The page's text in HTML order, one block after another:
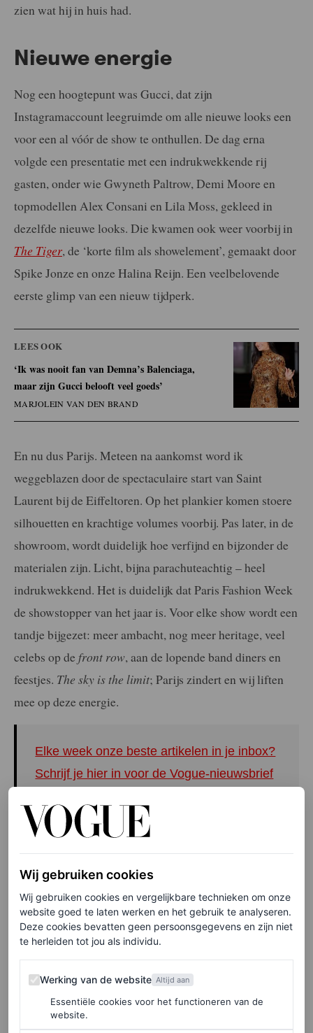
zien wat hij in huis had.
Nieuwe energie
Nog een hoogtepunt was Gucci, dat zijn
Instagramaccount leegruimde om alle nieuwe looks een
voor een al vóór de show te onthullen. De dag erna
volgde een presentatie met een indrukwekkende rij
gasten, onder wie Gwyneth Paltrow, Demi Moore en
topmodellen Alex Consani en Lila Moss, gekleed in
dezelfde nieuwe looks. Die kwamen ook weer voorbij in
The Tiger, de ‘korte film als showelement’, gemaakt door
Spike Jonze en onze Halina Reijn. Een veelbelovende
eerste glimp van een nieuw tijdperk.
LEES OOK
‘Ik was nooit fan van Demna’s Balenciaga,
maar zijn Gucci belooft veel goeds’
MARJOLEIN VAN DEN BRAND
En nu dus Parijs. Meteen na aankomst word ik
weggeblazen door de spectaculaire start van Saint
Laurent bij de Eiffeltoren. Op het plankier komen stoere
silhouetten en krachtige volumes voorbij. Pas later, in de
showroom, wordt duidelijk hoe verfijnd en bijzonder de
materialen zijn. Licht, bijna parachuteachtig – heel
indrukwekkend. Het is duidelijk dat Paris Fashion Week
de showstopper van het jaar is. Voor elke show wordt een
tandje bijgezet: meer ambacht, nog meer heritage, veel
celebs op de front row, aan de lopende band diners en
feestjes. The sky is the limit; Parijs zindert en wij liften
mee op deze energie.
Elke week onze beste artikelen in je inbox?
Schrijf je hier in voor de Vogue-nieuwsbrief
Balenciaga geeft een feest in een privéclub op de
creative directorPierpaolo Piccioli terug op de klassieke
Balenciaga-stijl, anders dan zijn voorganger Demna die
veel meer underground was.We gniffelen om enkele
verdwaalde ravers die op het feestrondlopen en duidelijk
de memo niet hebben gekregen dat devibe nu chiquer is.
Tijdens de cocktailparty van Marcus and
we spontaan belanden, staan we op de dansvloernaast
Kate Moss en Alex Consani. Alles kan in Parijs.
Wij gebruiken cookies
Wij gebruiken cookies en vergelijkbare technieken om onze
website goed te laten werken en het gebruik te analyseren.
Deze cookies bevatten geen persoonsgegevens en zijn niet
te herleiden tot jou als individu.
Werking van de website
Werking van de website Altijd aan
Essentiële cookies voor het functioneren van de
website.